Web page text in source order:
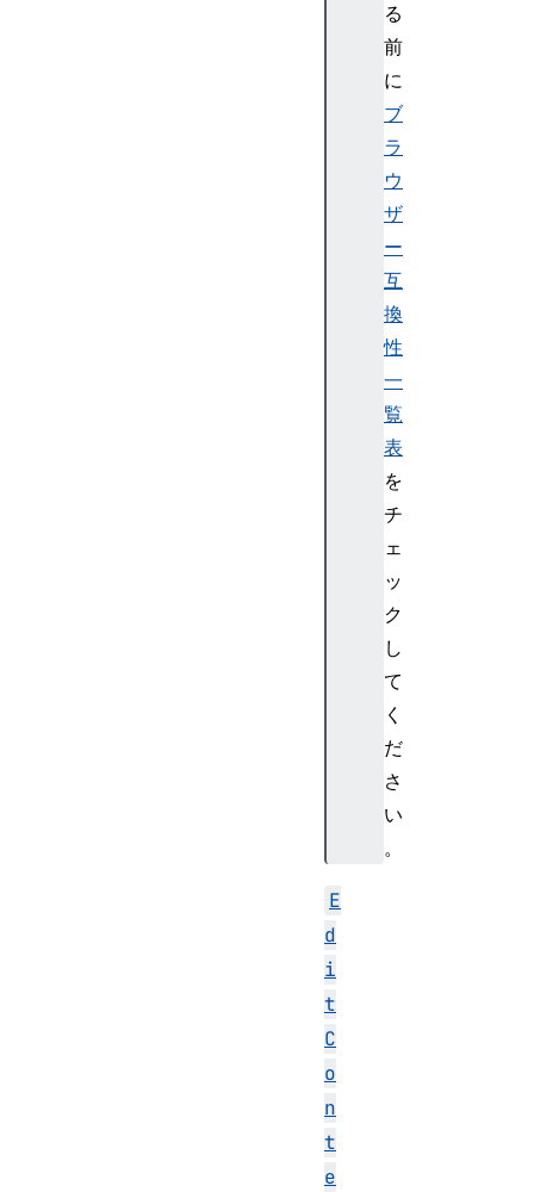
る
前
に
ブ
ラ
ウ
ザ
ー
互
換
性
一
覧
表
を
チ
ェ
ッ
ク
し
て
く
だ
さ
い
。
E
d
i
t
C
o
n
t
e